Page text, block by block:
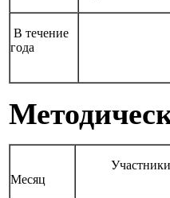
В течение
года
Месяц
Участники